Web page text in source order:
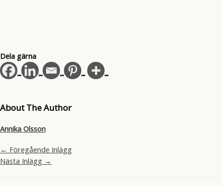
Dela gärna
About The Author
Annika Olsson
← Föregående Inlägg
Nästa Inlägg →